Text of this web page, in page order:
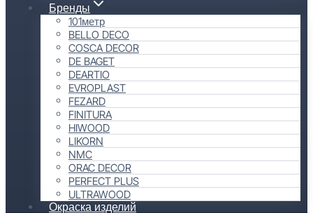
Бренды
101метр
BELLO DECO
COSCA DECOR
DE BAGET
DEARTIO
EVROPLAST
FEZARD
FINITURA
HIWOOD
LIKORN
NMC
ORAC DECOR
PERFECT PLUS
ULTRAWOOD
Окраска изделий